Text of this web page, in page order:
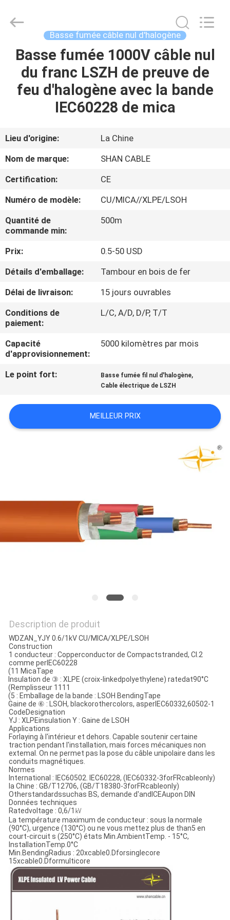
APERÇU
PRODUITS
VR
A
PROPOS
DE
NOUS
VISITE
D'USINE
CONTRÔLE
DE
LA
CONTACT
DEMANDE
DE
PLAN
DU
SITE
POLITIQUE
DE
CONFIDENTIALITÉ
Cable
(Group)
Reserved.
Basse fumée câble nul d'halogène
Basse fumée 1000V câble nul
du franc LSZH de preuve de
feu d'halogène avec la bande
IEC60228 de mica
Lieu d'origine:
La Chine
Nom de marque:
SHAN CABLE
Certification:
CE
Numéro de modèle:
CU/MICA//XLPE/LSOH
Quantité de
commande min:
500m
Prix:
0.5-50 USD
Détails d'emballage:
Tambour en bois de fer
Délai de livraison:
15 jours ouvrables
Conditions de
paiement:
L/C, A/D, D/P, T/T
Capacité
d'approvisionnement:
5000 kilomètres par mois
Le point fort: Basse fumée fil nul d'halogène,
Cable électrique de LSZH
MEILLEUR PRIX
Description de produit
WDZAN_YJY 0.6/1kV CU/MICA/XLPE/LSOH
Construction
1 conducteur : Copperconductor de Compactstranded, Cl.2
comme perlEC60228
(11 MicaTape
lnsulation de ③ : XLPE (croix-linkedpolyethylene) ratedat90°C
(Remplisseur 1111
(5 : Emballage de la bande : LSOH BendingTape
Gaine de ⑥ : LSOH, blackorothercolors, asperlEC60332,60502-1
CodeDesignation
YJ : XLPEinsulation Y : Gaine de LSOH
Applications
Forlaying à l'intérieur et dehors. Capable soutenir certaine
traction pendant l'installation, mais forces mécaniques non
extemal. On ne permet pas la pose du câble unipolaire dans les
conduits magnétiques.
Normes
lnternational : IEC60502. IEC60228, (lEC60332-3forFRcableonly)
la Chine : GB/T12706, (GB/T18380-3forFRcableonly)
Otherstandardssuchas BS, demande d'andlCEAupon DIN
Données techniques
Ratedvoltage : 0,6/1㎸
La température maximum de conducteur : sous la normale
(90°C), urgence (130°C) ou ne vous mettez plus de than5 en
court-circuit s (250°C) états Min.AmbientTemp. - 15°C,
lnstallationTemp.0°C
Min.BendingRadius : 20xcable0.Dforsinglecore
15xcable0.Dformulticore